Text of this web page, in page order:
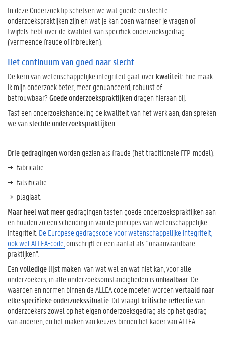
i
n
u
u
m
v
n
g
o
e
d
a
r
l
e
h
t
E
e
n
v
e
r
m
o
e
In deze OnderzoekTip schetsen we wat goede en slechte
onderzoekspraktijken zijn en wat je kan doen wanneer je vragen of
twijfels hebt over de kwaliteit van specifiek onderzoeksgedrag
(vermeende fraude of inbreuken).
Het continuum van goed naar slecht
De kern van wetenschappelijke integriteit gaat overkwaliteit: hoe maak
ik mijn onderzoek beter, meer genuanceerd, robuust of
betrouwbaar?Goede onderzoekspraktijkendragen hieraan bij.
Tast een onderzoekshandeling de kwaliteit van het werk aan, dan spreken
we vanslechte onderzoekspraktijken
Drie gedragingenworden gezien als fraude (het traditionele FFP-model):
fabricatie
falsificatie
plagiaat.
Maar heel wat meergedragingen tasten goede onderzoekspraktijken aan
en houden zo een schending in van de principes van wetenschappelijke
integriteit. De Europese gedragscode voor wetenschappelijke integriteit,
ook wel ALLEA-code, omschrijft er een aantal als "onaanvaardbare
praktijken".
Eenvolledigelijst maken van wat wel en wat niet kan, voor alle
onderzoekers, in alle onderzoeksomstandigheden isonhaalbaar . De
waarden en normen binnen de ALLEA code moeten wordenvertaald naar
elke specifieke onderzoekssituatie . Dit vraagtkritische reflectievan
onderzoekers zowel op het eigen onderzoeksgedrag als op het gedrag
van anderen, en het maken van keuzes binnen het kader van ALLEA.